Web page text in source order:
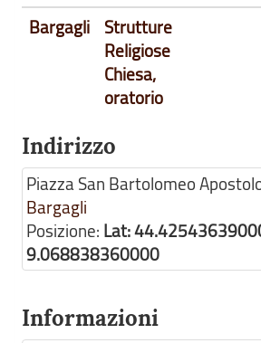
Bargagli
Strutture
Religiose
Chiesa,
oratorio
Indirizzo
Piazza San Bartolomeo
Bargagli
Posizione: Lat:
9.068838360000
Informazioni